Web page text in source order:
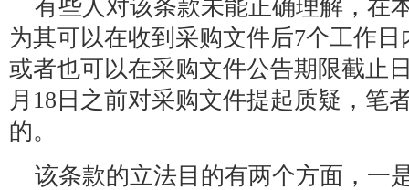
有些人对该条款未能正确理解，在
为其可以在收到采购文件后7个工作
或者也可以在采购文件公告期限截止
月18日之前对采购文件提起质疑，笔
的。
该条款的立法目的有两个方面，一